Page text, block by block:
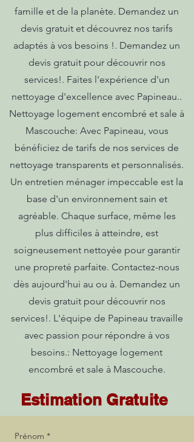
famille et de la planète. Demandez un
devis gratuit et découvrez nos tarifs
adaptés à vos besoins !. Demandez un
devis gratuit pour découvrir nos
services!. Faites l'expérience d'un
nettoyage d'excellence avec Papineau..
Nettoyage logement encombré et sale à
Mascouche: Avec Papineau, vous
bénéficiez de tarifs de nos services de
nettoyage transparents et personnalisés.
Un entretien ménager impeccable est la
base d'un environnement sain et
agréable. Chaque surface, même les
plus difficiles à atteindre, est
soigneusement nettoyée pour garantir
une propreté parfaite. Contactez-nous
dès aujourd'hui au ou à. Demandez un
devis gratuit pour découvrir nos
services!. L'équipe de Papineau travaille
avec passion pour répondre à vos
besoins.: Nettoyage logement
encombré et sale à Mascouche.
Estimation Gratuite
Prénom *